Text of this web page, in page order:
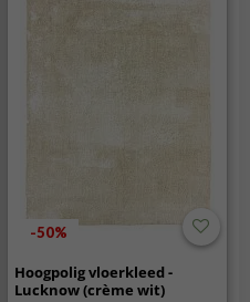
-50%
Hoogpolig vloerkleed -
Lucknow (crème wit)